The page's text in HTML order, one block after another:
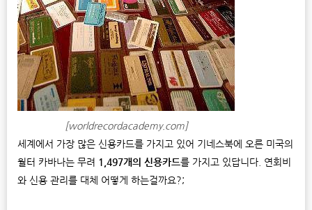
[worldrecordacademy.com]
세계에서 가장 많은 신용카드를 가지고 있어 기네스북에 오른 미국의
월터 카바나는 무려 1,497개의 신용카드를 가지고 있답니다. 연회비
와 신용 관리를 대체 어떻게 하는걸까요?;